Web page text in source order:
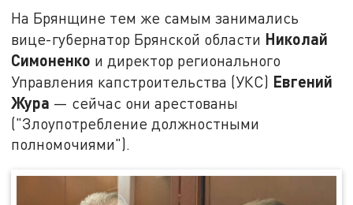
На Брянщине тем же самым занимались
вице-губернатор Брянской области Николай
Симоненко и директор регионального
Управления капстроительства (УКС) Евгений
Жура — сейчас они арестованы
("Злоупотребление должностными
полномочиями").